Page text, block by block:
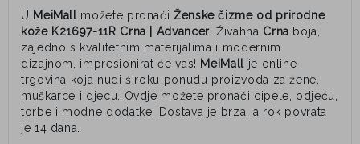
U MeiMall možete pronaćiŽenske čizme od prirodne
kože K21697-11R Crna | Advancer. Živahna Crna boja,
zajedno s kvalitetnim materijalima i modernim
dizajnom, impresionirat će vas! MeiMall je online
trgovina koja nudi široku ponudu proizvoda za žene,
muškarce i djecu. Ovdje možete pronaći cipele, odjeću,
torbe i modne dodatke. Dostava je brza, a rok povrata
je 14 dana.